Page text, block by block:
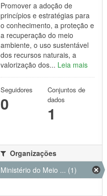
Promover a adoção de
princípios e estratégias para
o conhecimento, a proteção e
a recuperação do meio
ambiente, o uso sustentável
dos recursos naturais, a
valorização dos... Leia mais
Seguidores
0
Conjuntos de
dados
1
Organizações
Ministério do Meio ... (1)